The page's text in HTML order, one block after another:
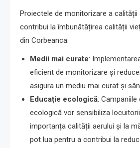
Proiectele de monitorizare a calității
contribui la îmbunătățirea calității
din Corbeanca:
Medii mai curate:
eficient de monitorizare și
asigura un mediu mai curat și
Educație ecologică: Campaniile
ecologică vor sensibiliza
importanța calității aerului și la
pot lua pentru a contribui la